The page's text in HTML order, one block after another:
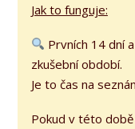
Jak to funguje:
Prvních 14 dní
zkušební období.
Je to čas na
Pokud v této